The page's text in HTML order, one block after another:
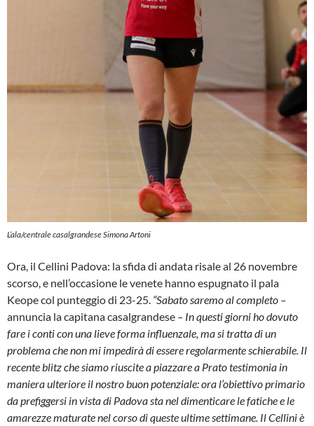
L’ala/centrale casalgrandese Simona Artoni
Ora, il Cellini Padova: la sfida di andata risale al 26 novembre
scorso, e nell’occasione le venete hanno espugnato il pala
Keope col punteggio di 23-25. “Sabato saremo al completo –
annuncia la capitana casalgrandese – In questi giorni ho dovuto
fare i conti con una lieve forma influenzale, ma si tratta di un
problema che non mi impedirà di essere regolarmente schierabile. Il
recente blitz che siamo riuscite a piazzare a Prato testimonia in
maniera ulteriore il nostro buon potenziale: ora l’obiettivo primario
da prefiggersi in vista di Padova sta nel dimenticare le fatiche e le
amarezze maturate nel corso di queste ultime settimane. Il Cellini è